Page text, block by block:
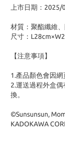
上市日期：2025/
材質：聚酯纖維
尺寸：
【注意事項】
1.產品顏色會因網
2.運送過程外盒
換。
©Sunsunsun,
KADOKAWA